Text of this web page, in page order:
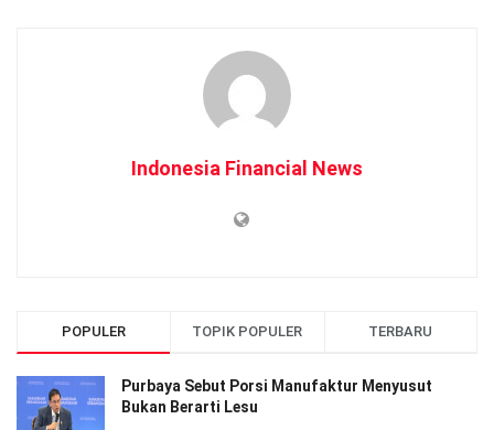
Indonesia Financial News
POPULER TOPIK POPULER TERBARU
Purbaya Sebut Porsi Manufaktur Menyusut
Bukan Berarti Lesu